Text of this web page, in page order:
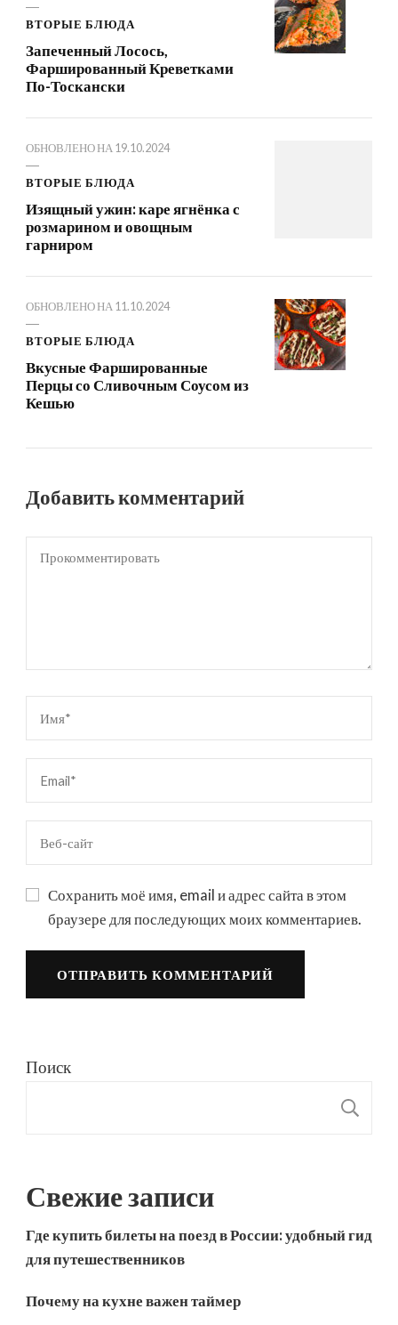
ВТОРЫЕ БЛЮДА
Запеченный Лосось,
Фаршированный Креветками
По-Тоскански
ОБНОВЛЕНО НА 19.10.2024
ВТОРЫЕ БЛЮДА
Изящный ужин: каре ягнёнка с
розмарином и овощным
гарниром
ОБНОВЛЕНО НА 11.10.2024
ВТОРЫЕ БЛЮДА
Вкусные Фаршированные
Перцы со Сливочным Соусом из
Кешью
Добавить комментарий
Сохранить моё имя, email и адрес сайта в этом
браузере для последующих моих комментариев.
Поиск
Свежие записи
Где купить билеты на поезд в России: удобный гид
для путешественников
Почему на кухне важен таймер